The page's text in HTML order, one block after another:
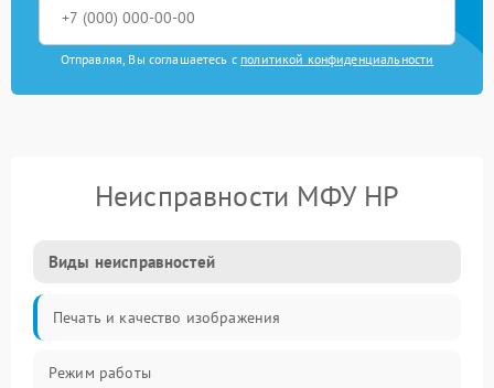
Отправляя, Вы соглашаетесь с политикой конфиденциальности
Неисправности МФУ HP
Виды неисправностей
Печать и качество изображения
Режим работы